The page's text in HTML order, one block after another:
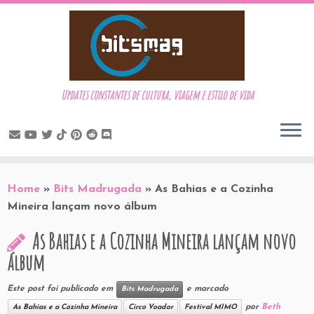
to
content
Updates constantes de cultura, viagem e estilo de vida
Home » Bits Madrugada » As Bahias e a Cozinha
Mineira lançam novo álbum
As Bahias e a Cozinha Mineira lançam novo
álbum
Este post foi publicado em Bits Madrugada e marcado
As Bahias e a Cozinha Mineira Circo Voador Festival MIMO por Beth